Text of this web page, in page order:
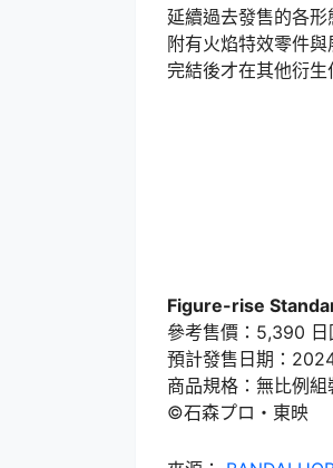
延續過去發售的各
附有火焰特效零件
完結後才在其他衍生
Figure-rise
參考售價：5,390 日
預計發售日期：
商品規格：無比例組
©石森プロ・東映